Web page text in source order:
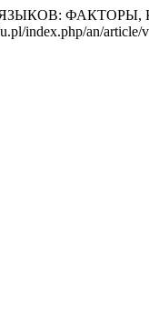
ЯЗЫКОВ:
index.php/an/article/